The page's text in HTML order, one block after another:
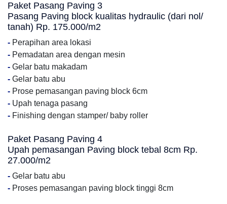
Paket Pasang Paving 3
Pasang Paving block kualitas hydraulic (dari nol/
tanah) Rp. 175.000/m2
- Perapihan area lokasi
- Pemadatan area dengan mesin
- Gelar batu makadam
- Gelar batu abu
- Prose pemasangan paving block 6cm
- Upah tenaga pasang
- Finishing dengan stamper/ baby roller
Paket Pasang Paving 4
Upah pemasangan Paving block tebal 8cm Rp.
27.000/m2
- Gelar batu abu
- Proses pemasangan paving block tinggi 8cm